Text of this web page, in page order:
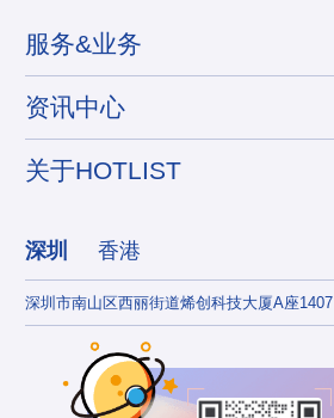
服务&业务
资讯中心
关于HOTLIST
深圳 香港
深圳市南山区西丽街道烯创科技大厦A座1407